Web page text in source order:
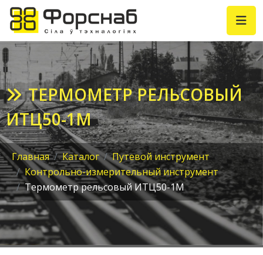
ТЕРМОМЕТР РЕЛЬСОВЫЙ
ИТЦ50-1М
Главная Каталог
Путевой инструмент
Контрольно-измерительный инструмент
Термометр рельсовый ИТЦ50-1М